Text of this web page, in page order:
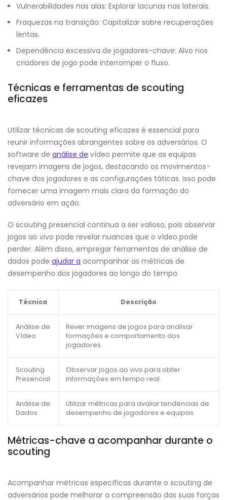
Vulnerabilidades nas alas: Explorar lacunas nas laterais.
Fraquezas na transição: Capitalizar sobre recuperações
lentas.
Dependência excessiva de jogadores-chave: Alvo nos
criadores de jogo pode interromper o fluxo.
Técnicas e ferramentas de scouting
eficazes
Utilizar técnicas de scouting eficazes é essencial para
reunir informações abrangentes sobre os adversários. O
software de análise de vídeo permite que as equipas
revejam imagens de jogos, destacando os movimentos-
chave dos jogadores e as configurações táticas. Isso pode
fornecer uma imagem mais clara da formação do
adversário em ação.
O scouting presencial continua a ser valioso, pois observar
jogos ao vivo pode revelar nuances que o vídeo pode
perder. Além disso, empregar ferramentas de análise de
dados pode ajudar a acompanhar as métricas de
desempenho dos jogadores ao longo do tempo.
Técnica Descrição
Análise de
Vídeo
Rever imagens de jogos para analisar
formações e comportamento dos
jogadores.
Scouting
Presencial
Observar jogos ao vivo para obter
informações em tempo real.
Análise de
Dados
Utilizar métricas para avaliar tendências de
desempenho de jogadores e equipas.
Métricas-chave a acompanhar durante o
scouting
Acompanhar métricas específicas durante o scouting de
adversários pode melhorar a compreensão das suas forças